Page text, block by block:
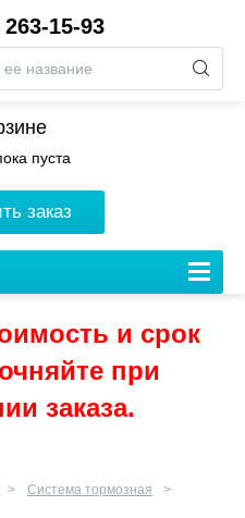
05-06
15-93
пуста
заказ
и срок
при
заказа.
Система тормозная